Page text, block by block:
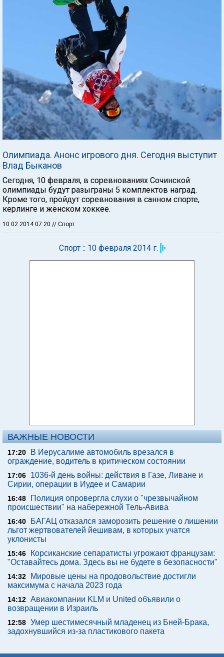
Олимпиада. Анонс игрового дня. Сегодня выступит
Влад Быканов
Сегодня, 10 февраля, в соревнованиях Сочинской
олимпиады будут разыграны 5 комплектов наград.
Кроме того, пройдут соревнования в санном спорте,
керлинге и женском хоккее.
10.02.2014 07:20 // Спорт
Спорт :: 10 февраля 2014 г.
ВАЖНЫЕ НОВОСТИ
17:20
В Иерусалиме автомобиль врезался в
ограждение, водитель в критическом состоянии
17:06
1036-й день войны: действия в Газе, Ливане и
Сирии, операции в Иудее и Самарии
16:48
Полиция опровергла слухи о "чрезвычайном
происшествии" на набережной Тель-Авива
16:40
БАГАЦ отказался заморозить решение о лишении
льгот жертвователей йешивам, в которых учатся
уклонисты
15:46
Корсиканские сепаратисты угрожают французам:
"Оставайтесь дома. Здесь вы не будете в безопасности"
14:32
Мировые цены на продовольствие достигли
максимума с начала 2023 года
14:12 Авиакомпании KLM и United объявили о
возвращении в Израиль
12:58 Умер шестимесячный младенец из Бней-Брака,
задохнувшийся из-за пластикового пакета